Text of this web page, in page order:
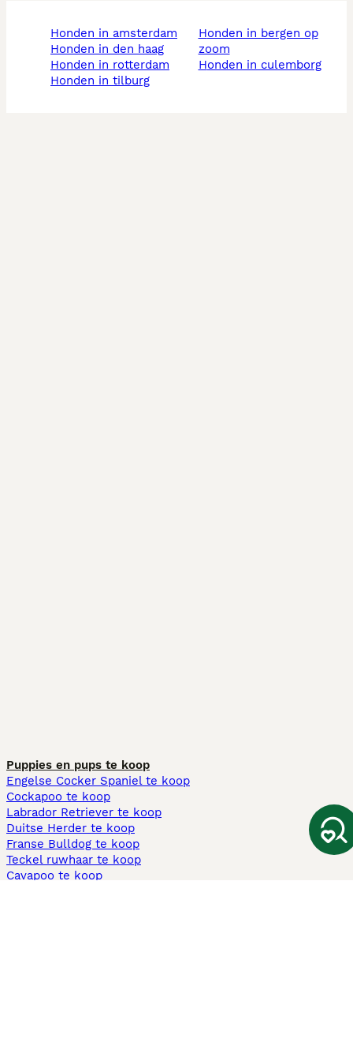
honden in amsterdam
honden in den haag
honden in rotterdam
honden in tilburg
honden in bergen op
zoom
honden in culemborg
Puppies en pups te koop
Engelse Cocker Spaniel te koop
Cockapoo te koop
Labrador Retriever te koop
Duitse Herder te koop
Franse Bulldog te koop
Teckel ruwhaar te koop
Cavapoo te koop